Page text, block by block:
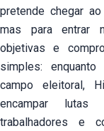
pretende chegar
mas para entrar
objetivas e
simples:
campo eleitoral,
encampar lutas
trabalhadores e